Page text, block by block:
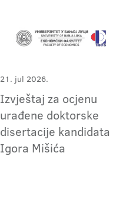
21. jul 2026.
Izvještaj za ocjenu
urađene doktorske
disertacije kandidata
Igora Mišića